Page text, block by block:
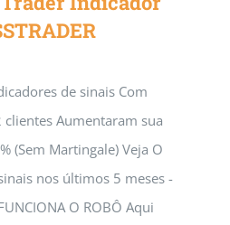
de sinais Com
Aumentaram sua
(Sem Martingale) Veja O
nos últimos 5 meses -
O ROBÔ Aqui